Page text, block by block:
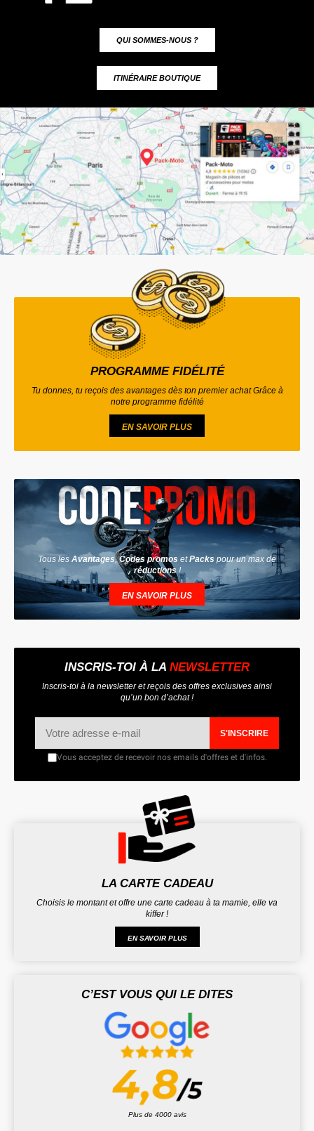
QUI SOMMES-NOUS ?
ITINÉRAIRE BOUTIQUE
PROGRAMME FIDÉLITÉ
Tu donnes, tu reçois des avantages dès ton premier achat Grâce à
notre programme fidélité
EN SAVOIR PLUS
Tous les Avantages,Codes promos etPacks pour un max de
réductions !
EN SAVOIR PLUS
INSCRIS-TOI À LA NEWSLETTER
Inscris-toi à la newsletter et reçois des offres exclusives ainsi
qu’un bon d’achat !
S'INSCRIRE
Vous acceptez de recevoir nos emails d'offres et d'infos.
LA CARTE CADEAU
Choisis le montant et offre une carte cadeau à ta mamie, elle va
kiffer !
EN SAVOIR PLUS
C’EST VOUS QUI LE DITES
Plus de 4000 avis